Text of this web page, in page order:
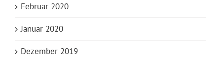
Februar 2020
Januar 2020
Dezember 2019